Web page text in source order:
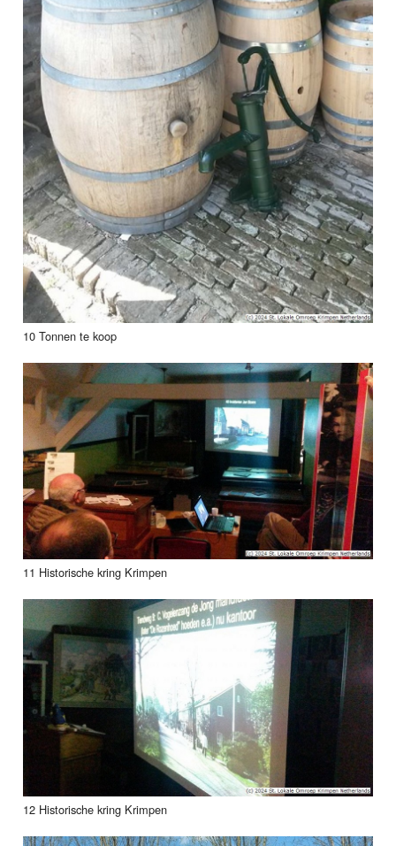
10 Tonnen te koop
11 Historische kring Krimpen
12 Historische kring Krimpen